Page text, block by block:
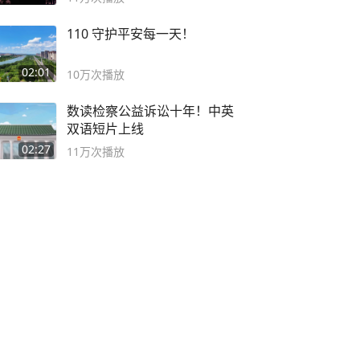
02:01
110 守护平安每一天！
10万次播放
02:27
数读检察公益诉讼十年！中英
双语短片上线
11万次播放